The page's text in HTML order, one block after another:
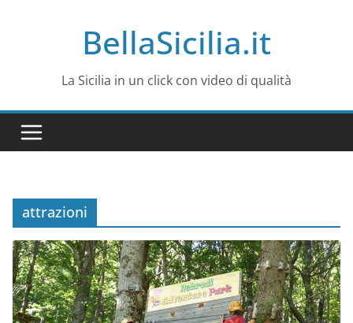
BellaSicilia.it
La Sicilia in un click con video di qualità
attrazioni